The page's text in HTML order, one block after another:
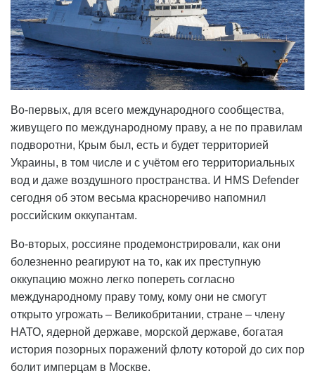
Во-первых, для всего международного сообщества,
живущего по международному праву, а не по правилам
подворотни, Крым был, есть и будет территорией
Украины, в том числе и с учётом его территориальных
вод и даже воздушного пространства. И HMS Defender
сегодня об этом весьма красноречиво напомнил
российским оккупантам.
Во-вторых, россияне продемонстрировали, как они
болезненно реагируют на то, как их преступную
оккупацию можно легко попереть согласно
международному праву тому, кому они не смогут
открыто угрожать – Великобритании, стране – члену
НАТО, ядерной державе, морской державе, богатая
история позорных поражений флоту которой до сих пор
болит имперцам в Москве.